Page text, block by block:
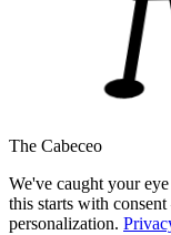
The Cabeceo
We've caught your
this starts with
personalization.